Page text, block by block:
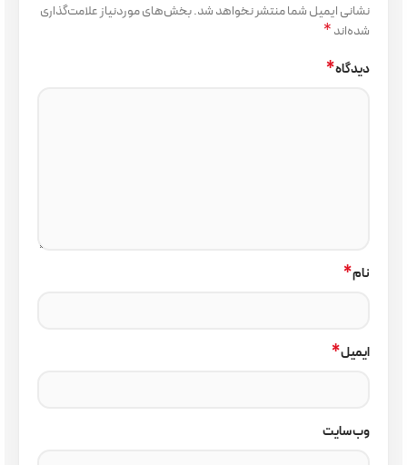
نشانی ایمیل شما منتشر نخواهد شد.بخش‌های موردنیاز علامت‌گذاری
شده‌اند*
دیدگاه*
نام*
ایمیل*
وب‌ سایت